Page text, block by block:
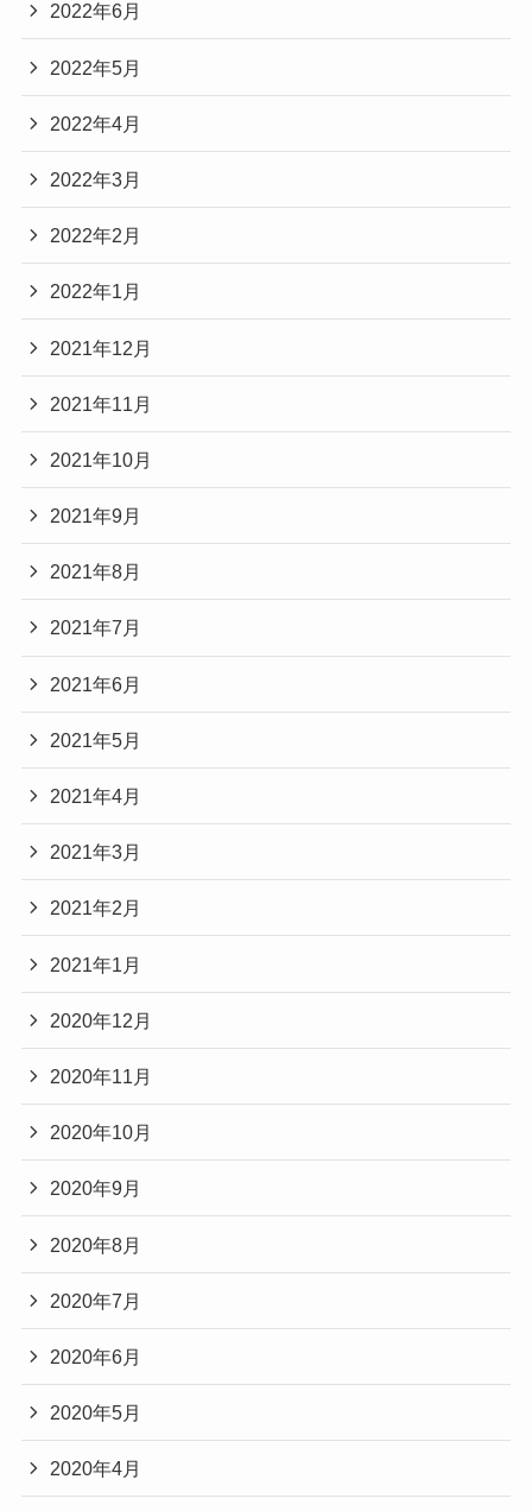
2022年6月
2022年5月
2022年4月
2022年3月
2022年2月
2022年1月
2021年12月
2021年11月
2021年10月
2021年9月
2021年8月
2021年7月
2021年6月
2021年5月
2021年4月
2021年3月
2021年2月
2021年1月
2020年12月
2020年11月
2020年10月
2020年9月
2020年8月
2020年7月
2020年6月
2020年5月
2020年4月